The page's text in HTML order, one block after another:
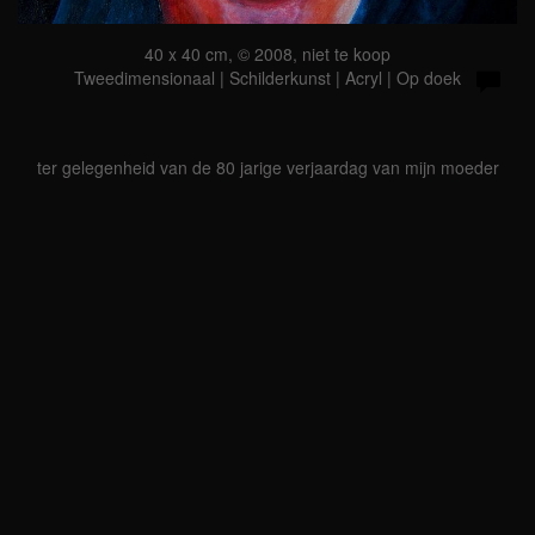
40 x 40 cm, © 2008, niet te koop
Tweedimensionaal | Schilderkunst | Acryl | Op doek
ter gelegenheid van de 80 jarige verjaardag van mijn moeder